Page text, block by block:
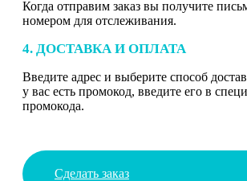
Когда отправим заказ вы получите
номером для отслеживания.
4. ДОСТАВКА И ОПЛАТА
Введите адрес и выберите способ
у вас есть промокод, введите его в
промокода.
Сделать заказ